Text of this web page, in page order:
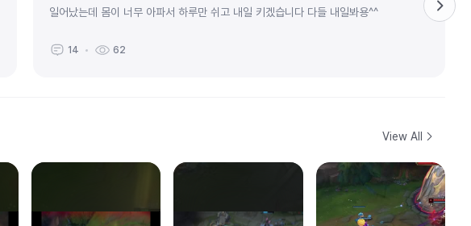
일어났는데 몸이 너무 아파서 하루만 쉬고 내일 키겠습니다 다들 내일봐용^^
14 62
View All